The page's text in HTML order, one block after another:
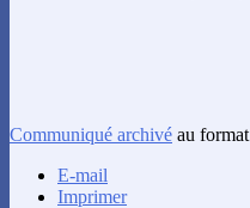
Communiqué archivé au format
E-mail
Imprimer